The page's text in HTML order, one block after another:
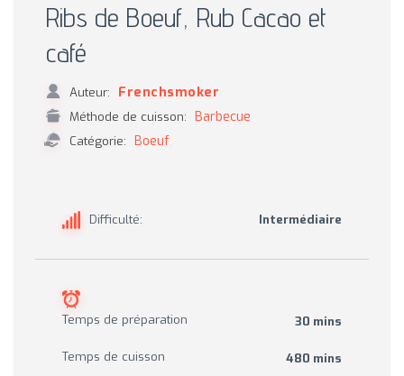
Ribs de Boeuf, Rub Cacao et
café
Auteur: Frenchsmoker
Méthode de cuisson: Barbecue
Catégorie: Boeuf
Difficulté: Intermédiaire
Temps de préparation 30 mins
Temps de cuisson 480 mins